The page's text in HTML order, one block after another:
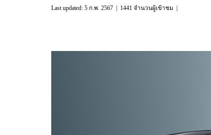
Last updated: 5 ก.พ. 2567 1441 จำนวนผู้เข้าชม